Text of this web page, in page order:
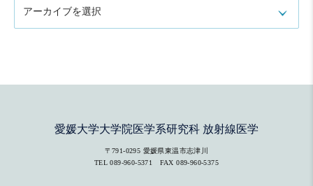
アーカイブを選択
愛媛大学大学院医学系研究科 放射線医学
〒791-0295 愛媛県東温市志津川
TEL089-960-5371 FAX 089-960-5375